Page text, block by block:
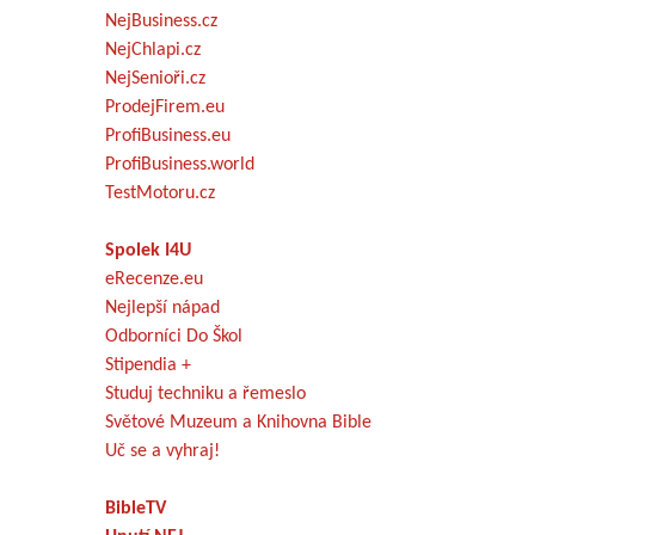
NejBusiness.cz
NejChlapi.cz
NejSenioři.cz
ProdejFirem.eu
ProfiBusiness.eu
ProfiBusiness.world
TestMotoru.cz
Spolek I4U
eRecenze.eu
Nejlepší nápad
Odborníci Do Škol
Stipendia +
Studuj techniku a řemeslo
Světové Muzeum a Knihovna Bible
Uč se a vyhraj!
BibleTV